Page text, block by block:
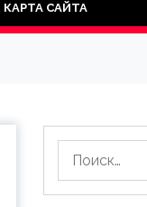
КАРТА САЙТА